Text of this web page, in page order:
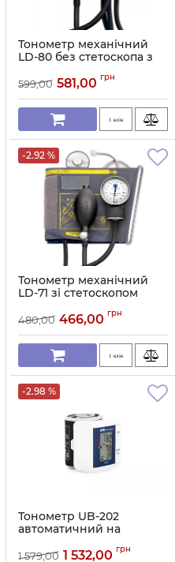
Тонометр механічний
LD-80 без стетоскопа з
Артикул: 11716
599,00 581,00 грн
1 клік
-2.92 %
Тонометр механічний
LD-71 зі стетоскопом
480,00 466,00 грн
1 клік
-2.98 %
Тонометр UB-202
автоматичний на
Артикул: 11712
1 579,00 1 532,00 грн